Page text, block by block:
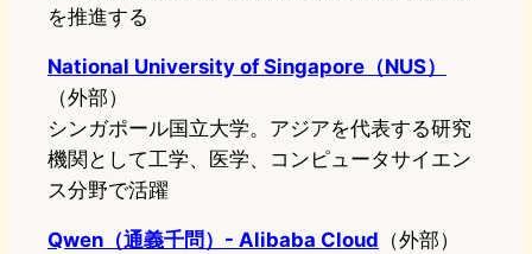
を推進する
National University of Singapore（NUS）
（外部）
シンガポール国立大学。アジアを代表する研究
機関として工学、医学、コンピュータサイエン
ス分野で活躍
Qwen（通義千問）- Alibaba Cloud （外部）